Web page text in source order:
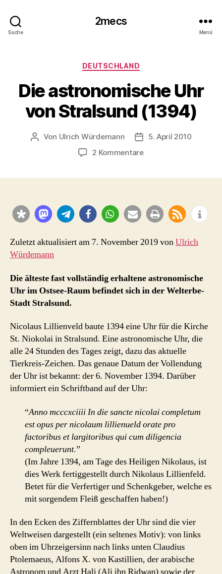
Suche
2mecs
Menü
Kategorien
DEUTSCHLAND
Die astronomische Uhr
von Stralsund (1394)
Beitragsautor
Von Ulrich Würdemann Beitragsdatum
5. April 2010
2 Kommentarezu
Stralsund
(1394)
Zuletzt aktualisiert am 7. November 2019 vonUlrich
Würdemann
Die älteste fast vollständig erhaltene astronomische
Uhr im Ostsee-Raum befindet sich in der Welterbe-
Stadt Stralsund.
Nicolaus Lillienveld baute 1394 eine Uhr für die Kirche
St. Niokolai in Stralsund. Eine astronomische Uhr, die
alle 24 Stunden des Tages zeigt, dazu das aktuelle
Tierkreis-Zeichen. Das genaue Datum der Vollendung
der Uhr ist bekannt: der 6. November 1394. Darüber
informiert ein Schriftband auf der Uhr:
“Anno mcccxciiii In die sancte nicolai completum
est opus per nicolaum lillienueld orate pro
factoribus et largitoribus qui cum diligencia
compleuerunt.”
(Im Jahre 1394, am Tage des Heiligen Nikolaus, ist
dies Werk fertiggestellt durch Nikolaus Lillienfeld.
Betet für die Verfertiger und Schenkgeber, welche es
mit sorgendem Fleiß geschaffen haben!)
In den Ecken des Ziffernblattes der Uhr sind die vier
Weltweisen dargestellt (ein seltenes Motiv): von links
oben im Uhrzeigersinn nach links unten Claudius
Ptolemaeus, Alfons X. von Kastillien, der arabische